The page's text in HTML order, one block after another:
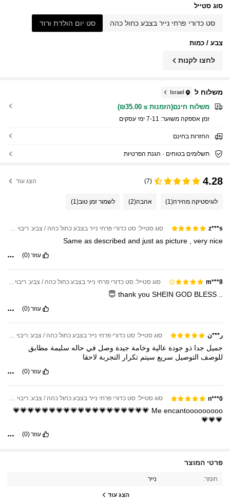
נוק
סוג סטייל
סט כדורי פרחי נייר בצבע כחול כהה סט יום הולדת ורוד
צבע / כמות
לחצו לקנות
משלוח ל Israel
משלוח חינם(הזמנות ≥ ₪35.00)
זמן אספקה ​​משוער: 7-11 ימי עסקים
החזרות בחינם
תשלומים בטוחים · הגנת הפרטיות
4.28
(7) הצג עוד
לוגיסטיקה מהירה(1) אהבה(2) לשמור זמן טוב(1)
z***s
Same as described and just as picture very nice
עוזר(0)
m***8 סוג סטייל: סט כדורי פרחי נייר בצבע כחול כהה / צבע: ריבוי צבעים / כמות: 12 יחידות
..
thank you SHEIN GOD BLESS
😇
עוזר(0)
ر***ن סוג סטייל: סט כדורי פרחי נייר בצבע כחול כהה / צבע: ריבוי צבעים / כמות: 12 יחידות
جميل جداذو جودة عالية وخامة جيدة وصل في حاله سليمة مطابق
للوصف التوصيل سريع سيتمتكرار التجربة لاحقا
עוזר(0)
0***n סוג סטייל: סט כדורי פרחי נייר בצבע כחול כהה / צבע: ריבוי צבעים / כמות: 12 יחידות
Me encantooooooooo
💗💗💗💗💗💗💗💗💗💗💗💗💗💗💗💗💗💗💗
💗💗💗
עוזר(0)
פרטי המוצר
חומר: נייר
הצג עוד